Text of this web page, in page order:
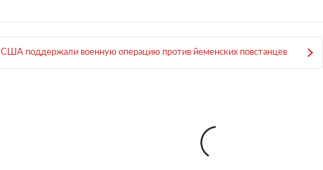
США поддержали военную операцию против йеменских повстанцев